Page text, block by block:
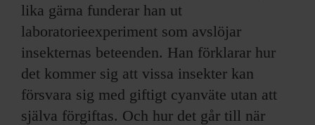
lika gärna funderar han ut
laboratorieexperiment som avslöjar
insekternas beteenden. Han förklarar hur
det kommer sig att vissa insekter kan
försvara sig med giftigt cyanväte utan att
själva förgiftas. Och hur det går till när